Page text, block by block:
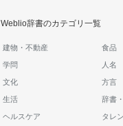
Weblio辞書のカテゴリ一覧
建物・不動産 食品
学問 人名
文化 方言
生活 辞書
ヘルスケア タレ